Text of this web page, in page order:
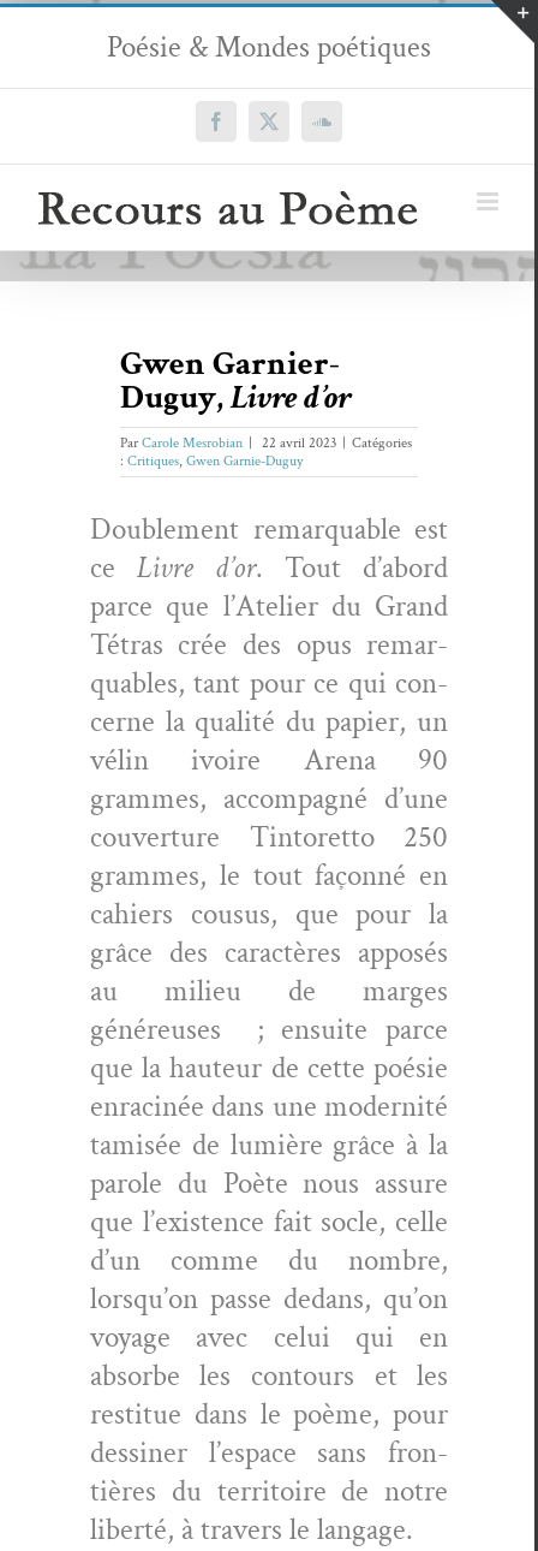
Passer
contenu
Poésie & Mondes poétiques
Facebook
X SoundCloud
Gwen Garnier-
Duguy,Livre d’or
ParCarole Mesrobian 22 avril 2023
Catégories
: Critiques, Gwen Garnie-Duguy
Dou­ble­ment remar­quable est
ce Livre d’or. Tout d’abord
parce que l’Ate­lier du Grand
Tétras crée des opus remar­
quables, tant pour ce qui con­
cerne la qual­ité du papi­er, un
vélin ivoire Are­na 90
grammes, accom­pa­g­né d’une
cou­ver­ture Tin­toret­to 250
grammes, le tout façon­né en
cahiers cousus, que pour la
grâce des car­ac­tères apposés
au milieu de marges
généreuses ; ensuite parce
que la hau­teur de cette poésie
enrac­inée dans une moder­nité
tamisée de lumière grâce à la
parole du Poète nous assure
que l’ex­is­tence fait socle, celle
d’un comme du nom­bre,
lorsqu’on passe dedans, qu’on
voy­age avec celui qui en
absorbe les con­tours et les
restitue dans le poème, pour
dessin­er l’e­space sans fron­
tières du ter­ri­toire de notre
lib­erté, à tra­vers le langage.